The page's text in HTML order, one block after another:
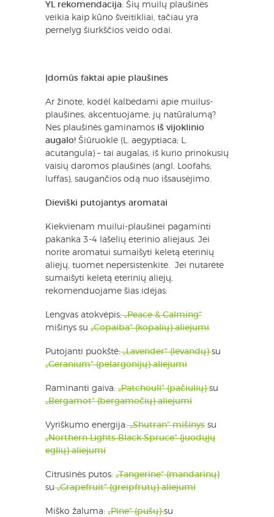
YL rekomendacija: Šių muilų plaušinės
veikia kaip kūno šveitikliai, tačiau yra
pernelyg šiurkščios veido odai.
Įdomūs faktai apie plaušines
Ar žinote, kodėl kalbėdami apie muilus-
plaušines, akcentuojame, jų natūralumą?
Nes plaušinės gaminamos iš vijoklinio
augalo! Šiūruoklė (L. aegyptiaca; L.
acutangula) – tai augalas, iš kurio prinokusių
vaisių daromos plaušinės (angl. Loofahs;
luffas), saugančios odą nuo išsausėjimo.
Dieviški putojantys aromatai
Kiekvienam muilui-plaušinei pagaminti
pakanka 3-4 lašelių eterinio aliejaus. Jei
norite aromatui sumaišyti keletą eterinių
aliejų, tuomet nepersistenkite. Jei nutarėte
sumaišyti keletą eterinių aliejų,
rekomenduojame šias idėjas:
Lengvas atokvėpis:„Peace & Calming“
mišinys su „Copaiba“ (kopalių) aliejumi
Putojanti puokštė: „Lavender“ (levandų) su
„Geranium“ (pelargonijų) aliejumi
Raminanti gaiva: „Patchouli“ (pačiulių) su
„Bergamot“ (bergamočių) aliejumi
Vyriškumo energija: „Shutran“ mišinys su
„Northern Lights Black Spruce“ (juodųjų
eglių) aliejumi
Citrusinės putos: „Tangerine“ (mandarinų)
su„Grapefruit“ (greipfrutų) aliejumi
Miško žaluma: „Pine“ (pušų)su